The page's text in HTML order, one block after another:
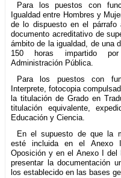
Para los puestos con
Igualdad entre Hombres y
de lo dispuesto en el párrafo
documento acreditativo de
ámbito de la igualdad, de una
150 horas impartido
Administración Pública.
Para los puestos con
Interprete, fotocopia
la titulación de Grado en
titulación equivalente,
Educación y Ciencia.
En el supuesto de que la
esté incluida en el Anexo
Oposición y en el Anexo I del
presentar la documentación
los establecido en las bases